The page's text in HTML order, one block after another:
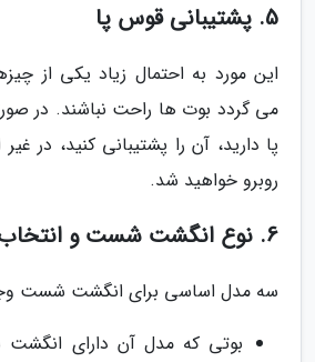
5. پشتیبانی قوس پا
این مورد به احتمال زیاد یکی از
می گردد بوت ها راحت نباشند. در
پا دارید، آن را پشتیبانی کنید، در
روبرو خواهید شد.
6. نوع انگشت شست و انتخاب بوت
سه مدل اساسی برای انگشت شست
بوتی که مدل آن دارای